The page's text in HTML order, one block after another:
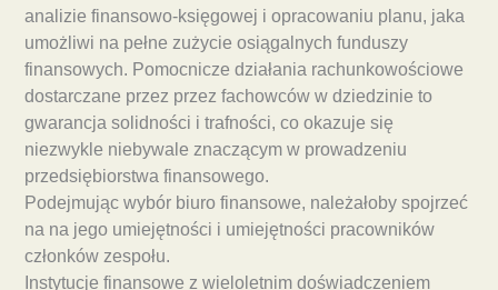
analizie finansowo-księgowej i opracowaniu planu, jaka
umożliwi na pełne zużycie osiągalnych funduszy
finansowych. Pomocnicze działania rachunkowościowe
dostarczane przez przez fachowców w dziedzinie to
gwarancja solidności i trafności, co okazuje się
niezwykle niebywale znaczącym w prowadzeniu
przedsiębiorstwa finansowego.
Podejmując wybór biuro finansowe, należałoby spojrzeć
na na jego umiejętności i umiejętności pracowników
członków zespołu.
Instytucje finansowe z wieloletnim doświadczeniem